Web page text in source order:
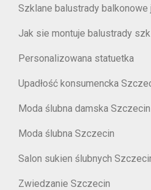
Szklane balustrady balkonowe
Jak sie montuje balustrady
Personalizowana statuetka
Upadłość konsumencka
Moda ślubna damska Szczecin
Moda ślubna Szczecin
Salon sukien ślubnych
Zwiedzanie Szczecin